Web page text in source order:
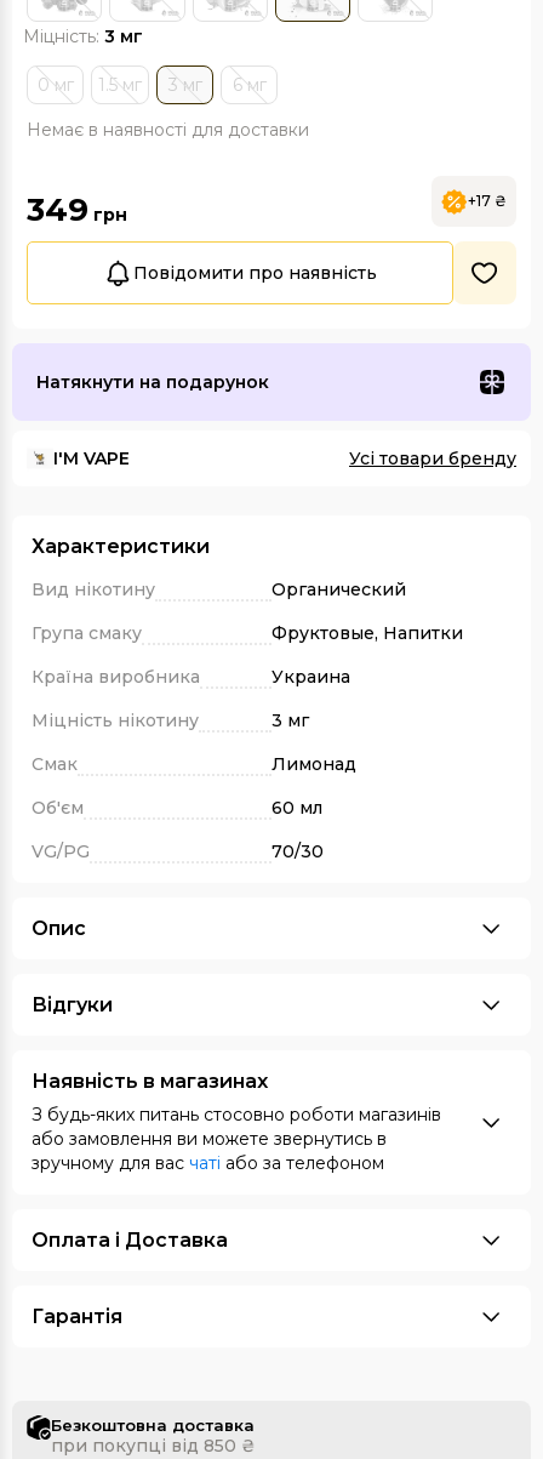
Міцність: 3 мг
0 мг 1.5 мг 3 мг 6 мг
Немає в наявності для доставки
349 грн
+17 ₴
Повідомити про наявність
Натякнути на подарунок
I'М VAPE Усі товари бренду
Характеристики
Вид нікотину
Органический
Група смаку
Фруктовые, Напитки
Країна виробника
Украина
Міцність нікотину
3 мг
Смак
Лимонад
Об'єм
60 мл
VG/PG
70/30
Опис
Відгуки
Наявність в магазинах
З будь-яких питань стосовно роботи магазинів
або замовлення ви можете звернутись в
зручному для вас чаті або за телефоном
Оплата i Доставка
Гарантія
Безкоштовна доставка
при покупці від 850 ₴